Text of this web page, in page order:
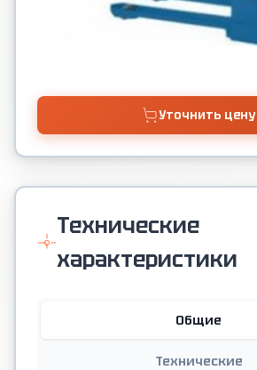
Уточнить цену
Технические
характеристики
Общие
Технические